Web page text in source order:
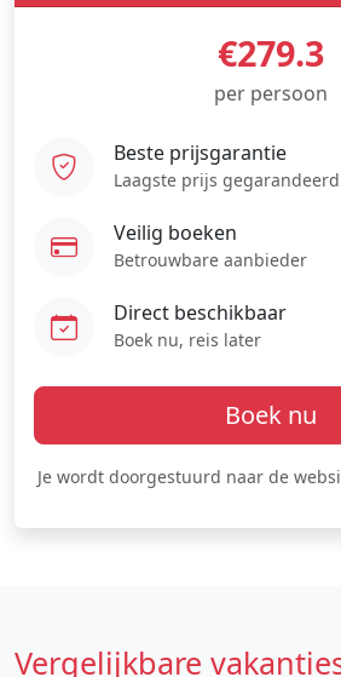
€279.3
per persoon
Beste prijsgarantie
Laagste prijs gegarandeerd
Veilig boeken
Betrouwbare aanbieder
Direct beschikbaar
Boek nu, reis later
Boek nu
Je wordt doorgestuurd naar de
Vergelijkbare